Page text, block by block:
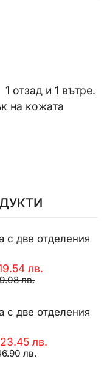
отзад и 1 вътре.
на кожата
с две отделения
лв.
лв.
с две отделения
23.45 лв.
лв.